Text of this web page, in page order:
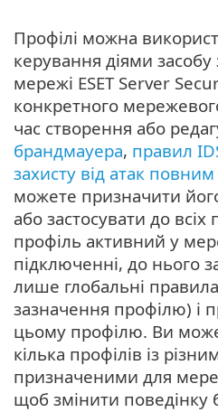
Профілі можна
керування діями засобу
мережі ESET Server
конкретного
час створення або
брандмауера, правил
захисту від атак
можете призначити
або застосувати до
профіль активний у
підключенні, до нього
лише глобальні
зазначення профілю) і
цьому профілю. Ви
кілька профілів із
призначеними для
щоб змінити поведінку